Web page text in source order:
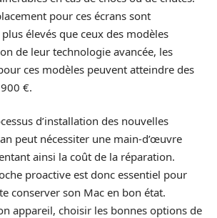
pour ces écrans sont
élevés que ceux des modèles
de leur technologie avancée, les
ces modèles peuvent atteindre des
€.
d’installation des nouvelles
peut nécessiter une main-d’œuvre
ainsi la coût de la réparation.
proactive est donc essentiel pour
conserver son Mac en bon état.
appareil, choisir les bonnes options de